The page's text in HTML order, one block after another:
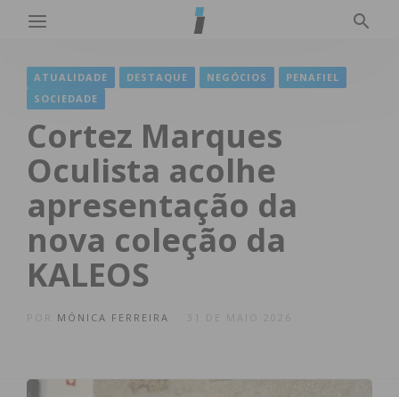
ATUALIDADE DESTAQUE NEGÓCIOS
PENAFIEL
SOCIEDADE
Cortez Marques
Oculista acolhe
apresentação da
nova coleção da
KALEOS
MÓNICA FERREIRA 31 DE MAIO 2026